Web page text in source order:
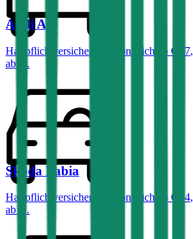
Audi A4
Haftpflichtversicherung monatlich ab € 87,
ab …
Skoda Fabia
Haftpflichtversicherung monatlich ab € 34,
ab …